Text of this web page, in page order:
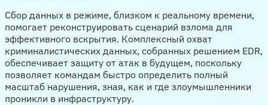
Сбор данных в режиме, близком к реальному времени,
помогает реконструировать сценарий взлома для
эффективного вскрытия. Комплексный охват
криминалистических данных, собранных решением EDR,
обеспечивает защиту от атак в будущем, поскольку
позволяет командам быстро определить полный
масштаб нарушения, зная, как и где злоумышленники
проникли в инфраструктуру.